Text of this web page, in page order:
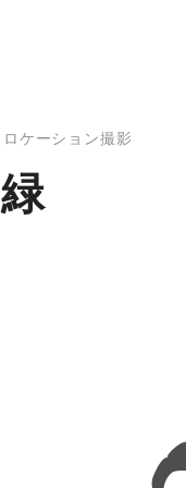
ロケーション撮影
緑